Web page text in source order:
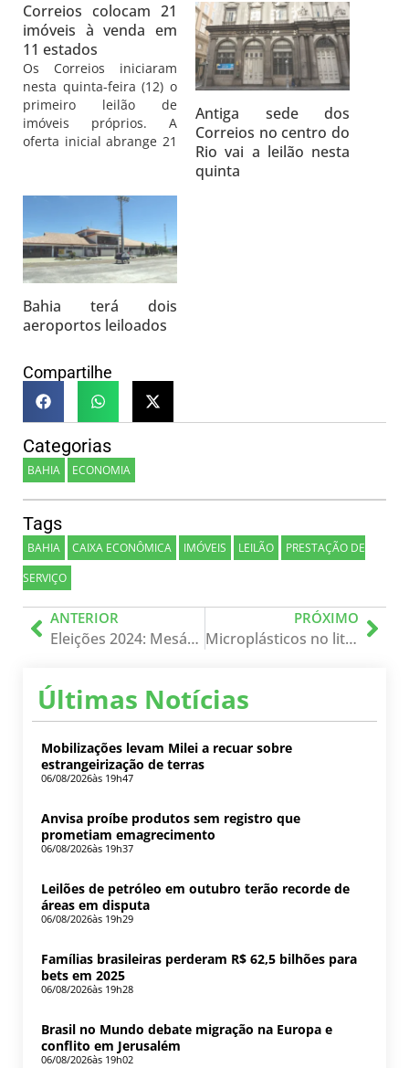
Correios colocam 21
imóveis à venda em
11 estados
Os Correios iniciaram
nesta quinta-feira (12) o
primeiro leilão de
imóveis próprios. A
oferta inicial abrange 21
11 estados: Bahia, Ceará,
Goiás, Mato Grosso,
Mato Grosso do Sul,
Minas Gerais, Pará,
Paraná, Pernambuco, Rio
Grande do Norte e São
Paulo. Os leilões de
imóveis classificados…
Antiga sede dos
Correios no centro do
Rio vai a leilão nesta
quinta
Bahia terá dois
aeroportos leiloados
Compartilhe
Categorias
BAHIA ECONOMIA
Tags
BAHIA CAIXA ECONÔMICA IMÓVEIS LEILÃO
PRESTAÇÃO DE
SERVIÇO
ANTERIOR
Eleições 2024: Mesários desempenham papel crucial na votação municipal
PRÓXIMO
Microplásticos no litoral brasileiro revelam cenário preocupante
Últimas Notícias
Mobilizações levam Milei a recuar sobre
estrangeirização de terras
06/08/2026às 19h47
Anvisa proíbe produtos sem registro que
prometiam emagrecimento
06/08/2026às 19h37
Leilões de petróleo em outubro terão recorde de
áreas em disputa
06/08/2026às 19h29
Famílias brasileiras perderam R$ 62,5 bilhões para
bets em 2025
06/08/2026às 19h28
Brasil no Mundo debate migração na Europa e
conflito em Jerusalém
06/08/2026às 19h02